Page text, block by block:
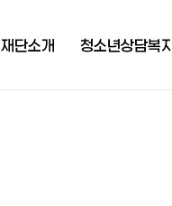
재단소개 청소년상담복